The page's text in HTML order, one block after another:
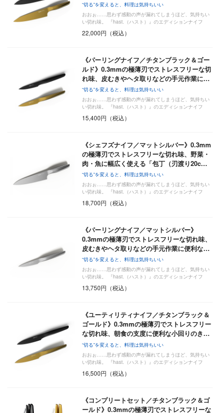
“切る”を変えると、料理は気持ちいい
おおぉ……思わず感動の声が漏れてしまうほど、気持ちい
い切れ味。 『hast.（ハスト）』のエディションナイフ
22,000円（税込）
《パーリングナイフ／チタンブラック＆ゴー
ルド》0.3mmの極薄刃でストレスフリーな切
れ味、皮むきやヘタ取りなどの手元作業に…
“切る”を変えると、料理は気持ちいい
おおぉ……思わず感動の声が漏れてしまうほど、気持ちい
い切れ味。 『hast.（ハスト）』のエディションナイフ
15,400円（税込）
《シェフズナイフ／マットシルバー》0.3mm
の極薄刃でストレスフリーな切れ味、野菜・
肉・魚に幅広く使える「包丁（刃渡り20c…
“切る”を変えると、料理は気持ちいい
おおぉ……思わず感動の声が漏れてしまうほど、気持ちい
い切れ味。 『hast.（ハスト）』のエディションナイフ
18,700円（税込）
《パーリングナイフ／マットシルバー》
0.3mmの極薄刃でストレスフリーな切れ味、
皮むきやヘタ取りなどの手元作業に便利な…
“切る”を変えると、料理は気持ちいい
おおぉ……思わず感動の声が漏れてしまうほど、気持ちい
い切れ味。 『hast.（ハスト）』のエディションナイフ
13,750円（税込）
《ユーティリティナイフ／チタンブラック＆
ゴールド》0.3mmの極薄刃でストレスフリー
な切れ味、朝食の支度に便利な小回りのき…
“切る”を変えると、料理は気持ちいい
おおぉ……思わず感動の声が漏れてしまうほど、気持ちい
い切れ味。 『hast.（ハスト）』のエディションナイフ
16,500円（税込）
《コンプリートセット／チタンブラック＆ゴ
ールド》0.3mmの極薄刃でストレスフリーな